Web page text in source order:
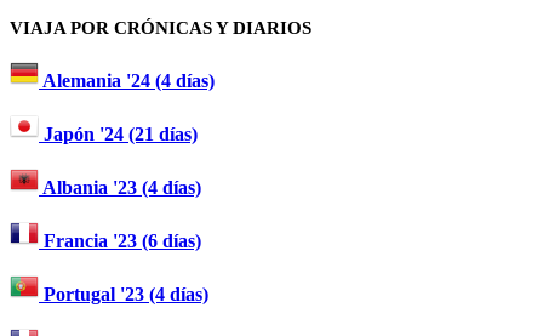
VIAJA POR CRÓNICAS Y DIARIOS
Alemania '24 (4 días)
Japón '24 (21 días)
Albania '23 (4 días)
Francia '23 (6 días)
Portugal '23 (4 días)